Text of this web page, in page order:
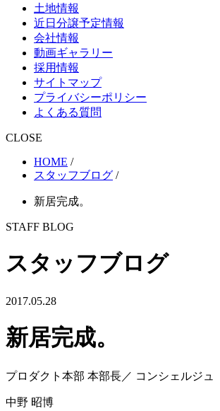
土地情報
近日分譲予定情報
会社情報
動画ギャラリー
採用情報
サイトマップ
プライバシーポリシー
よくある質問
CLOSE
HOME /
スタッフブログ /
新居完成。
STAFF BLOG
スタッフブログ
2017.05.28
新居完成。
プロダクト本部 本部長／ コンシェルジュ
中野 昭博